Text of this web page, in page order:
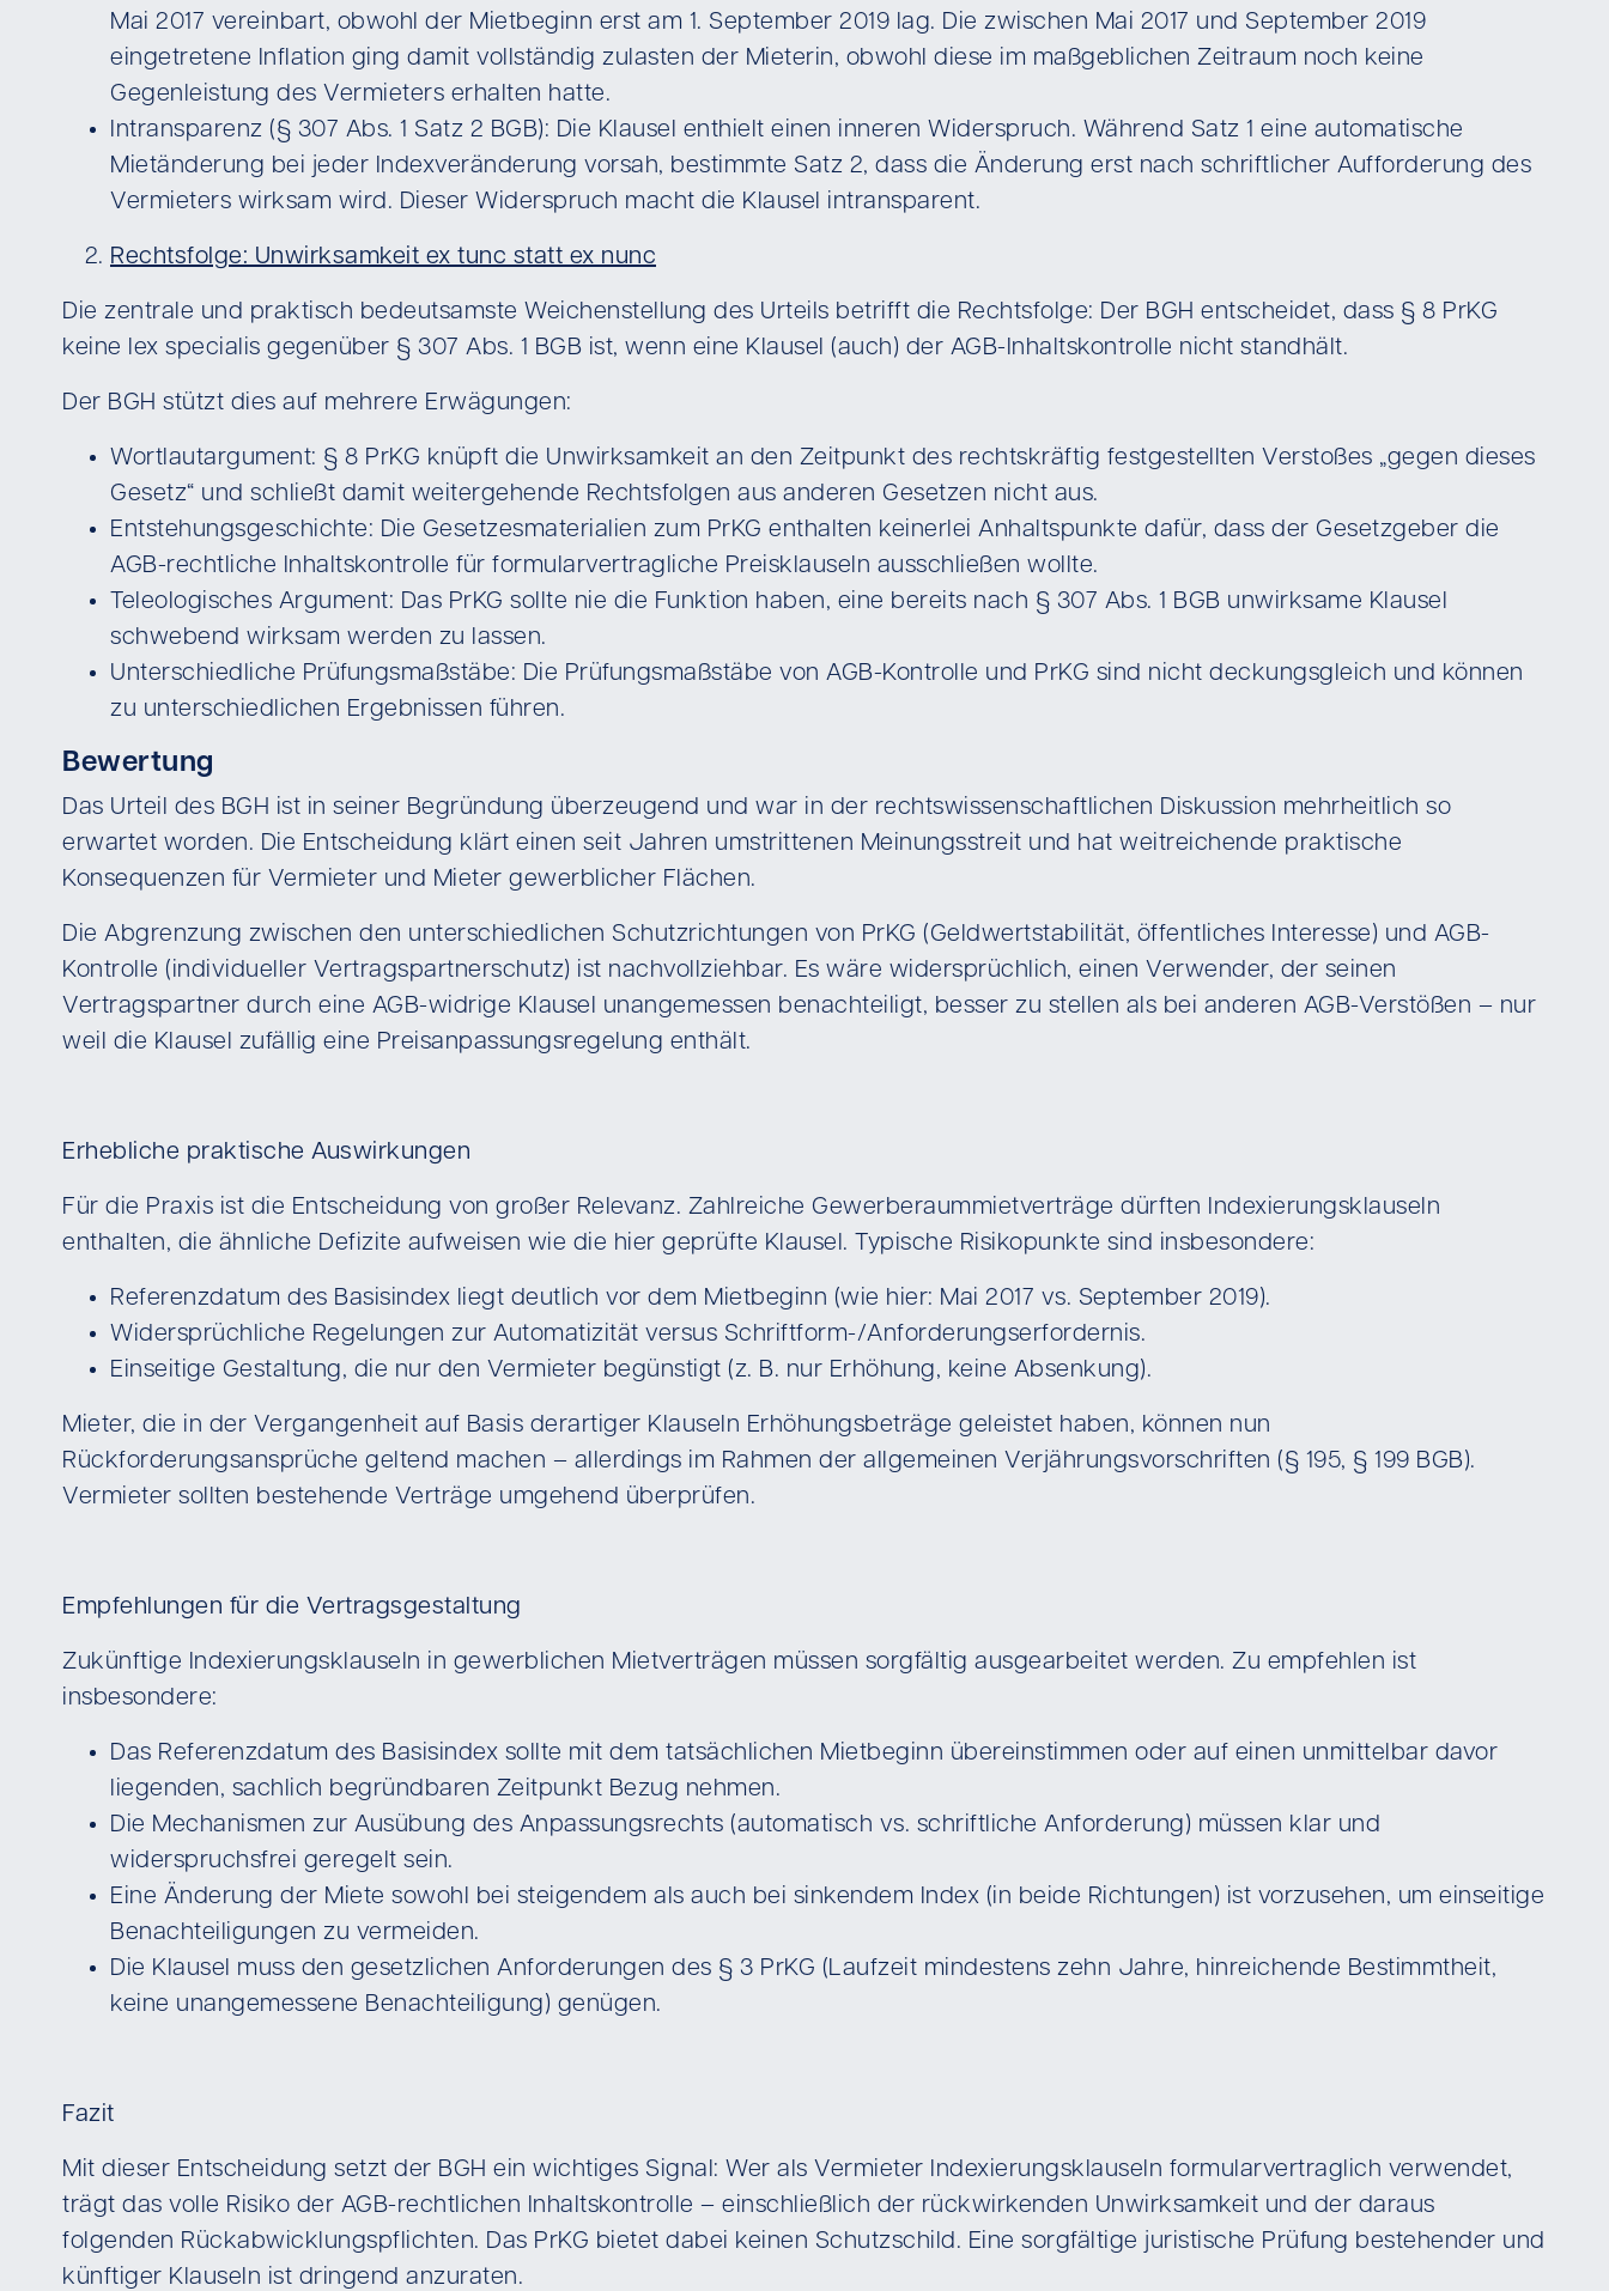
Mai 2017 vereinbart, obwohl der Mietbeginn erst am 1. September 2019 lag. Die zwischen Mai 2017 und September 2019
eingetretene Inflation ging damit vollständig zulasten der Mieterin, obwohl diese im maßgeblichen Zeitraum noch keine
Gegenleistung des Vermieters erhalten hatte.
Intransparenz (§ 307 Abs. 1 Satz 2 BGB): Die Klausel enthielt einen inneren Widerspruch. Während Satz 1 eine automatische
Mietänderung bei jeder Indexveränderung vorsah, bestimmte Satz 2, dass die Änderung erst nach schriftlicher Aufforderung des
Vermieters wirksam wird. Dieser Widerspruch macht die Klausel intransparent.
Rechtsfolge: Unwirksamkeit ex tunc statt ex nunc
Die zentrale und praktisch bedeutsamste Weichenstellung des Urteils betrifft die Rechtsfolge: Der BGH entscheidet, dass § 8 PrKG
keine lex specialis gegenüber § 307 Abs. 1 BGB ist, wenn eine Klausel (auch) der AGB-Inhaltskontrolle nicht standhält.
Der BGH stützt dies auf mehrere Erwägungen:
Wortlautargument: § 8 PrKG knüpft die Unwirksamkeit an den Zeitpunkt des rechtskräftig festgestellten Verstoßes „gegen dieses
Gesetz“ und schließt damit weitergehende Rechtsfolgen aus anderen Gesetzen nicht aus.
Entstehungsgeschichte: Die Gesetzesmaterialien zum PrKG enthalten keinerlei Anhaltspunkte dafür, dass der Gesetzgeber die
AGB-rechtliche Inhaltskontrolle für formularvertragliche Preisklauseln ausschließen wollte.
Teleologisches Argument: Das PrKG sollte nie die Funktion haben, eine bereits nach § 307 Abs. 1 BGB unwirksame Klausel
schwebend wirksam werden zu lassen.
Unterschiedliche Prüfungsmaßstäbe: Die Prüfungsmaßstäbe von AGB-Kontrolle und PrKG sind nicht deckungsgleich und können
zu unterschiedlichen Ergebnissen führen.
Bewertung
Das Urteil des BGH ist in seiner Begründung überzeugend und war in der rechtswissenschaftlichen Diskussion mehrheitlich so
erwartet worden. Die Entscheidung klärt einen seit Jahren umstrittenen Meinungsstreit und hat weitreichende praktische
Konsequenzen für Vermieter und Mieter gewerblicher Flächen.
Die Abgrenzung zwischen den unterschiedlichen Schutzrichtungen von PrKG (Geldwertstabilität, öffentliches Interesse) und AGB-
Kontrolle (individueller Vertragspartnerschutz) ist nachvollziehbar. Es wäre widersprüchlich, einen Verwender, der seinen
Vertragspartner durch eine AGB-widrige Klausel unangemessen benachteiligt, besser zu stellen als bei anderen AGB-Verstößen – nur
weil die Klausel zufällig eine Preisanpassungsregelung enthält.
Erhebliche praktische Auswirkungen
Für die Praxis ist die Entscheidung von großer Relevanz. Zahlreiche Gewerberaummietverträge dürften Indexierungsklauseln
enthalten, die ähnliche Defizite aufweisen wie die hier geprüfte Klausel. Typische Risikopunkte sind insbesondere:
Referenzdatum des Basisindex liegt deutlich vor dem Mietbeginn (wie hier: Mai 2017 vs. September 2019).
Widersprüchliche Regelungen zur Automatizität versus Schriftform-/Anforderungserfordernis.
Einseitige Gestaltung, die nur den Vermieter begünstigt (z. B. nur Erhöhung, keine Absenkung).
Mieter, die in der Vergangenheit auf Basis derartiger Klauseln Erhöhungsbeträge geleistet haben, können nun
Rückforderungsansprüche geltend machen – allerdings im Rahmen der allgemeinen Verjährungsvorschriften (§ 195, § 199 BGB).
Vermieter sollten bestehende Verträge umgehend überprüfen.
Empfehlungen für die Vertragsgestaltung
Zukünftige Indexierungsklauseln in gewerblichen Mietverträgen müssen sorgfältig ausgearbeitet werden. Zu empfehlen ist
insbesondere:
Das Referenzdatum des Basisindex sollte mit dem tatsächlichen Mietbeginn übereinstimmen oder auf einen unmittelbar davor
liegenden, sachlich begründbaren Zeitpunkt Bezug nehmen.
Die Mechanismen zur Ausübung des Anpassungsrechts (automatisch vs. schriftliche Anforderung) müssen klar und
widerspruchsfrei geregelt sein.
Eine Änderung der Miete sowohl bei steigendem als auch bei sinkendem Index (in beide Richtungen) ist vorzusehen, um einseitige
Benachteiligungen zu vermeiden.
Die Klausel muss den gesetzlichen Anforderungen des § 3 PrKG (Laufzeit mindestens zehn Jahre, hinreichende Bestimmtheit,
keine unangemessene Benachteiligung) genügen.
Fazit
Mit dieser Entscheidung setzt der BGH ein wichtiges Signal: Wer als Vermieter Indexierungsklauseln formularvertraglich verwendet,
trägt das volle Risiko der AGB-rechtlichen Inhaltskontrolle – einschließlich der rückwirkenden Unwirksamkeit und der daraus
folgenden Rückabwicklungspflichten. Das PrKG bietet dabei keinen Schutzschild. Eine sorgfältige juristische Prüfung bestehender und
künftiger Klauseln ist dringend anzuraten.